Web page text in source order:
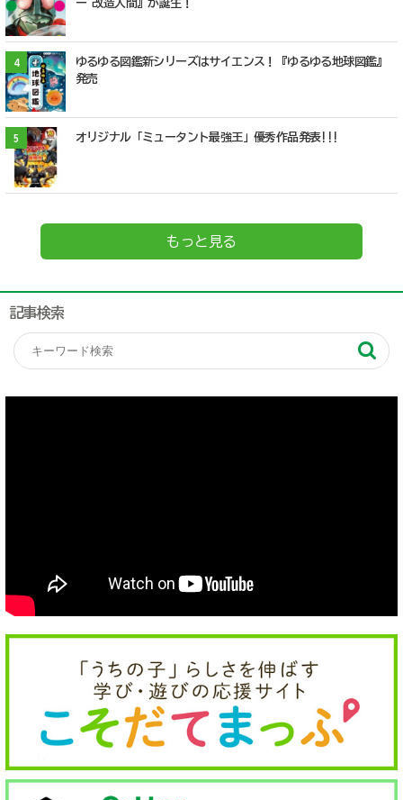
ー 改造人間』が誕生！
4
ゆるゆる図鑑新シリーズはサイエンス！『ゆるゆる地球図鑑』
発売
5 オリジナル「ミュータント最強王」優秀作品発表!!!
もっと見る
記事検索